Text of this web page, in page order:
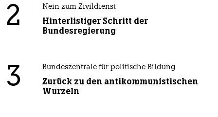
2 Nein zum Zivildienst
Hinterlistiger Schritt der
Bundesregierung
3 Bundeszentrale für politische Bildung
Zurück zu den antikommunistischen
Wurzeln